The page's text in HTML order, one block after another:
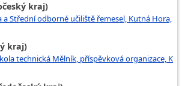
kraj)
Střední odborné učiliště řemesel, Kutná Hora,
kraj)
technická Mělník, příspěvková organizace, K